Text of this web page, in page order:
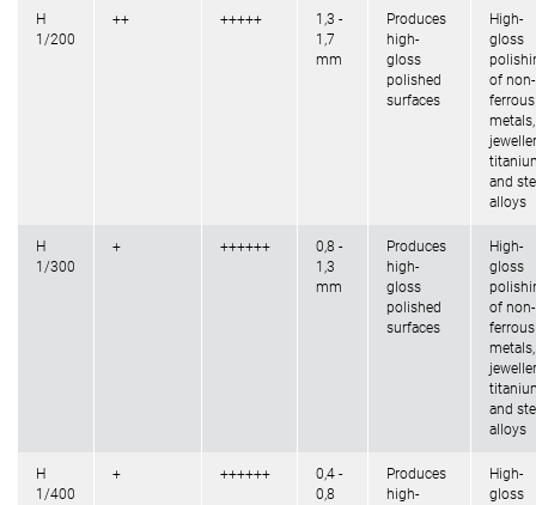
H
1/200
++ +++++
1,3 -
1,7
mm
Produces
high-
gloss
polished
surfaces
High-
gloss
of non-
ferrous
metals,
and
alloys
H
1/300
+ ++++++
0,8 -
1,3
mm
Produces
high-
gloss
polished
surfaces
High-
gloss
of non-
ferrous
metals,
and
alloys
H
1/400
+ ++++++
0,4 -
0,8
Produces
high-
High-
gloss